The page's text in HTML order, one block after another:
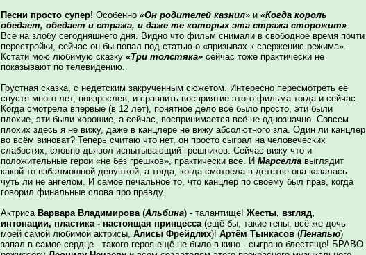
Песни просто супер! Особенно «Он родителей казнил» и «Когда король
обедает, обедает и стража, и даже те которых эта стража сторожит».
Всё на злобу сегодняшнего дня. Видно что фильм снимали в свободное время почти
перестройки, сейчас он бы попал под статью о «призывах к свержению режима».
Кстати мою любимую сказку «Три толстяка» сейчас тоже практически не
показывают по телевидению.
Грустная сказка, с недетским закрученным сюжетом. Интересно пересмотреть её
спустя много лет, повзрослев, и сравнить восприятие этого фильма тогда и сейчас.
Когда смотрела впервые (в 12 лет), понятное дело всё было просто, эти были
плохие, эти были хорошие, а сейчас, воспринимается всё не однозначно. Совсем
плохих здесь я не вижу, даже в канцлере не вижу абсолютного зла. Один ли канцлер
во всём виноват? Теперь считаю что нет, он просто сыграл на человеческих
слабостях, словно дьявол испытывающий грешников. Сейчас вижу что и
положительные герои «не без грешков», практически все. И Марселла выглядит
какой-то взбалмошной девушкой, а тогда, когда смотрела в детстве она казалась
чуть ли не ангелом. И самое печальное то, что канцлер по своему был прав, когда
говорил финальные слова про правду.
Актриса Варвара Владимирова(Альбина) - талантище! Жесты, взгляд,
интонации, пластика - настоящая принцесса(ещё бы, такие гены, всё же дочь
моей самой любимой актрисы, Алисы Фрейдлих)! Артём Тынкасов (Пенапью)
запал в самое сердце - такого героя ещё не было в кино - сыграно блестяще! БРАВО